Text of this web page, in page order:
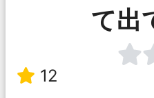
て出
12